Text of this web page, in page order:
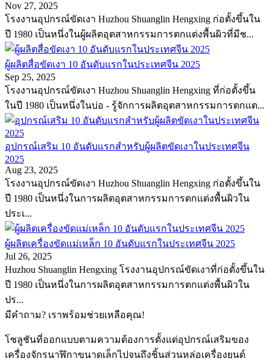
Nov 27, 2025
โรงงานอุปกรณ์ขัดเงา Huzhou Shuanglin Hengxing ก่อตั้งขึ้นใน
ปี 1980 เป็นหนึ่งในผู้ผลิตอุตสาหกรรมการตกแต่งพื้นผิวที่มีช...
ผู้ผลิตสื่อขัดเงา 10 อันดับแรกในประเทศจีน 2025
Sep 25, 2025
โรงงานอุปกรณ์ขัดเงา Huzhou Shuanglin Hengxing ที่ก่อตั้งขึ้น
ในปี 1980 เป็นหนึ่งในบ่อ - รู้จักการผลิตอุตสาหกรรมการตกแต...
อุปกรณ์เสริม 10 อันดับแรกสำหรับผู้ผลิตขัดเงาในประเทศจีน
2025
Aug 23, 2025
โรงงานอุปกรณ์ขัดเงา Huzhou Shuanglin Hengxing ก่อตั้งขึ้นใน
ปี 1980 เป็นหนึ่งในการผลิตอุตสาหกรรมการตกแต่งพื้นผิวใน
ประเ...
ผู้ผลิตเครื่องขัดแม่เหล็ก 10 อันดับแรกในประเทศจีน 2025
Jul 26, 2025
Huzhou Shuanglin Hengxing โรงงานอุปกรณ์ขัดเงาที่ก่อตั้งขึ้นใน
ปี 1980 เป็นหนึ่งในการผลิตอุตสาหกรรมการตกแต่งพื้นผิวใน
ปร...
มีคำถาม? เราพร้อมช่วยเหลือคุณ!
โซลูชันที่ออกแบบตามความต้องการตั้งแต่อุปกรณ์เสริมของ
เครื่องจักรนาฬิกาขนาดเล็กไปจนถึงชิ้นส่วนหล่อเครื่องยนต์